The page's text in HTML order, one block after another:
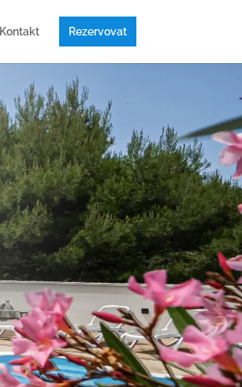
Kontakt Rezervovat